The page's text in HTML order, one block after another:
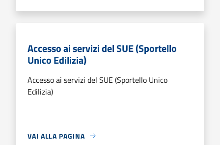
Accesso ai servizi del SUE (Sportello
Unico Edilizia)
Accesso ai servizi del SUE (Sportello Unico
Edilizia)
VAI ALLA PAGINA